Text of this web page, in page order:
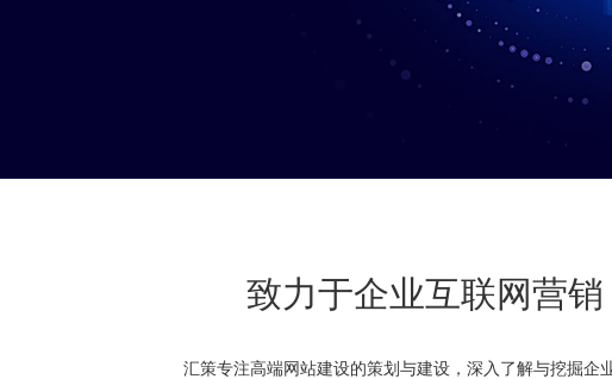
致力于企业互联网营
汇策专注高端网站建设的策划与建设，深入了解与挖掘企